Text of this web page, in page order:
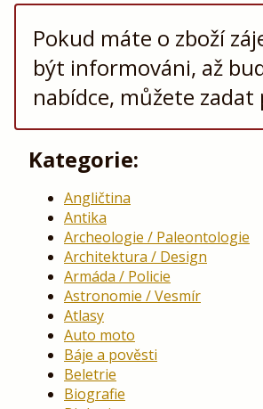
Pokud máte o zboží
být informováni, až
nabídce, můžete
Kategorie:
Angličtina
Antika
Archeologie / Paleontologie
Architektura / Design
Armáda / Policie
Astronomie / Vesmír
Atlasy
Auto moto
Báje a pověsti
Beletrie
Biografie